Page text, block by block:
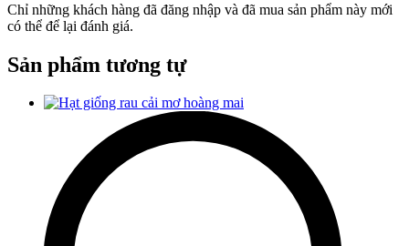
Chỉ những khách hàng đã đăng nhập và đã mua sản phẩm này mới
có thể để lại đánh giá.
Sản phẩm tương tự